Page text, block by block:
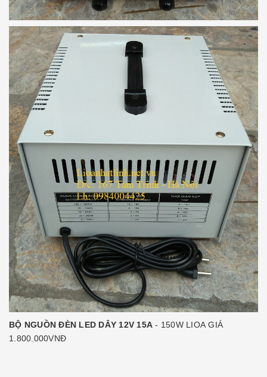
BỘ NGUỒN ĐÈN LED DÂY 12V 15A - 150W LIOA GIÁ
1.800.000VNĐ